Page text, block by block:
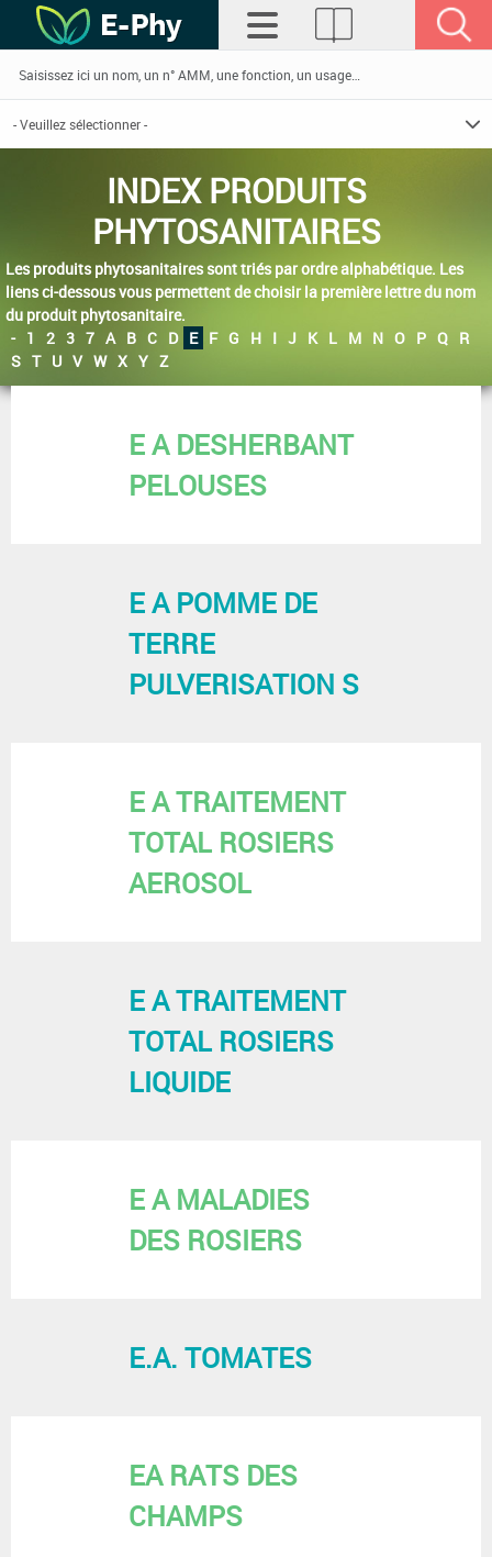
INDEX PRODUITS
PHYTOSANITAIRES
Les produits phytosanitaires sont triés par ordre alphabétique. Les
liens ci-dessous vous permettent de choisir la première lettre du nom
du produit phytosanitaire.
- 1 2 3 7 A B C D E F G H I J K L M N O P Q R
S T U V W X Y Z
E A DESHERBANT
PELOUSES
E A POMME DE
TERRE
PULVERISATION S
E A TRAITEMENT
TOTAL ROSIERS
AEROSOL
E A TRAITEMENT
TOTAL ROSIERS
LIQUIDE
E A MALADIES
DES ROSIERS
E.A. TOMATES
EA RATS DES
CHAMPS